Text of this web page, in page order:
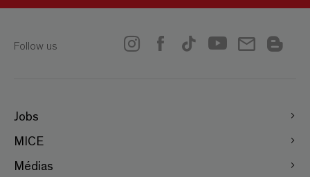
Follow us
Jobs
MICE
Médias